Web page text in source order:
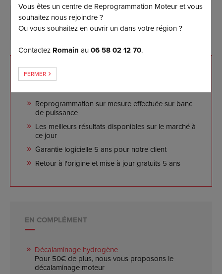
DEMANDER PLUS D’INFORMATIONS
NOS ENGAGEMENTS
Reprogrammation sur mesure effectuée sur banc
de puissance
Les meilleurs résultats disponibles sur le marché à
ce jour
Garantie logicielle 5 ans pour notre client
Retour à l'origine et mise à jour gratuits 5 ans
EN COMPLÉMENT
Décalaminage hydrogène
Pour 50€ de plus, nous vous proposons le
décalaminage moteur
Vous êtes un centre de Reprogrammation Moteur et vous
souhaitez nous rejoindre ?
Ou vous souhaitez en ouvrir un dans votre région ?
Contactez Romain au06 58 02 12 70.
FERMER